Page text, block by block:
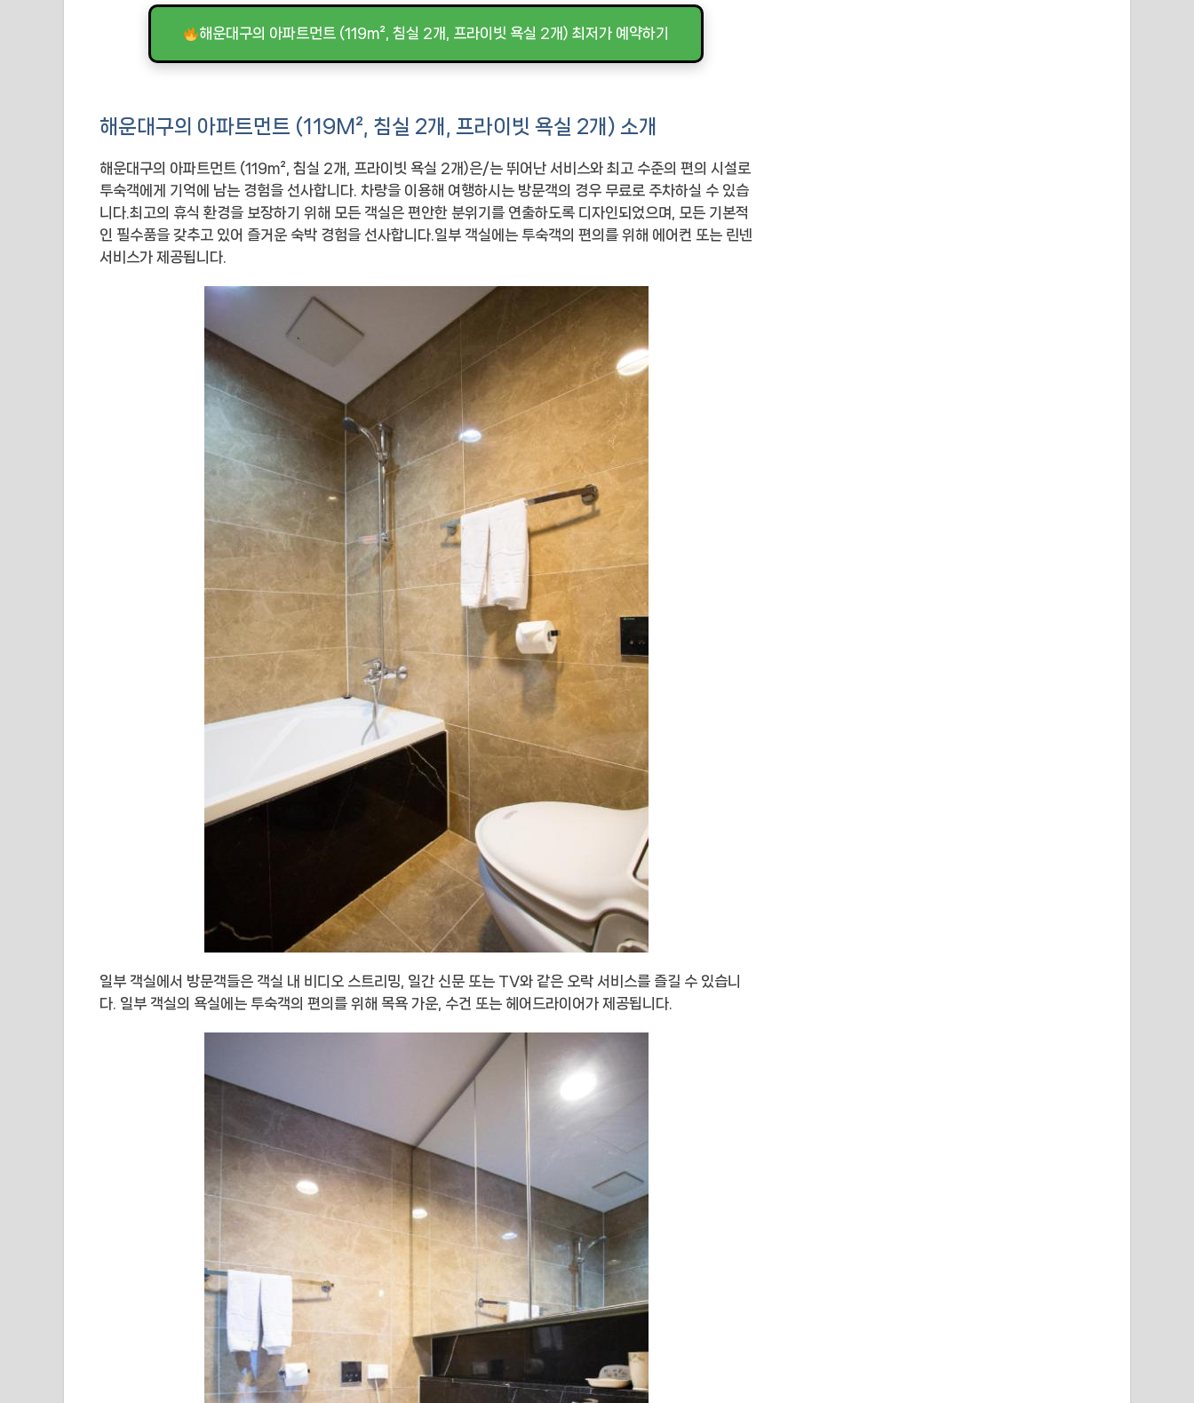
해운대구의 아파트먼트 (119m², 침실 2개, 프라이빗 욕실 2개) 최저가 예약하기
해운대구의 아파트먼트 (119M², 침실 2개, 프라이빗 욕실 2개) 소개
해운대구의 아파트먼트 (119m², 침실 2개, 프라이빗 욕실 2개)은/는 뛰어난 서비스와 최고 수준의 편의 시설로
투숙객에게 기억에 남는 경험을 선사합니다. 차량을 이용해 여행하시는 방문객의 경우 무료로 주차하실 수 있습
니다.최고의 휴식 환경을 보장하기 위해 모든 객실은 편안한 분위기를 연출하도록 디자인되었으며, 모든 기본적
인 필수품을 갖추고 있어 즐거운 숙박 경험을 선사합니다.일부 객실에는 투숙객의 편의를 위해 에어컨 또는 린넨
서비스가 제공됩니다.
일부 객실에서 방문객들은 객실 내 비디오 스트리밍, 일간 신문 또는 TV와 같은 오락 서비스를 즐길 수 있습니
다. 일부 객실의 욕실에는 투숙객의 편의를 위해 목욕 가운, 수건 또는 헤어드라이어가 제공됩니다.